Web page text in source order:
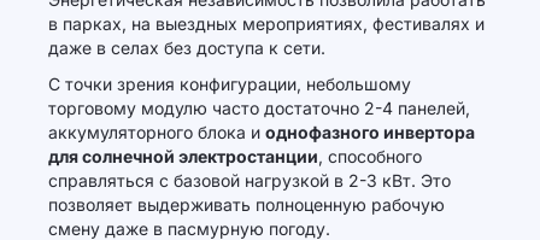
в парках, на выездных мероприятиях, фестивалях и
даже в селах без доступа к сети.
С точки зрения конфигурации, небольшому
торговому модулю часто достаточно 2-4 панелей,
аккумуляторного блока и однофазного инвертора
для солнечной электростанции, способного
справляться с базовой нагрузкой в 2-3 кВт. Это
позволяет выдерживать полноценную рабочую
смену даже в пасмурную погоду.